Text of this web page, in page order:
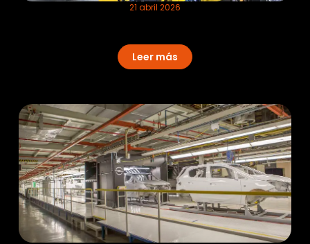
21 abril 2026
Leer más